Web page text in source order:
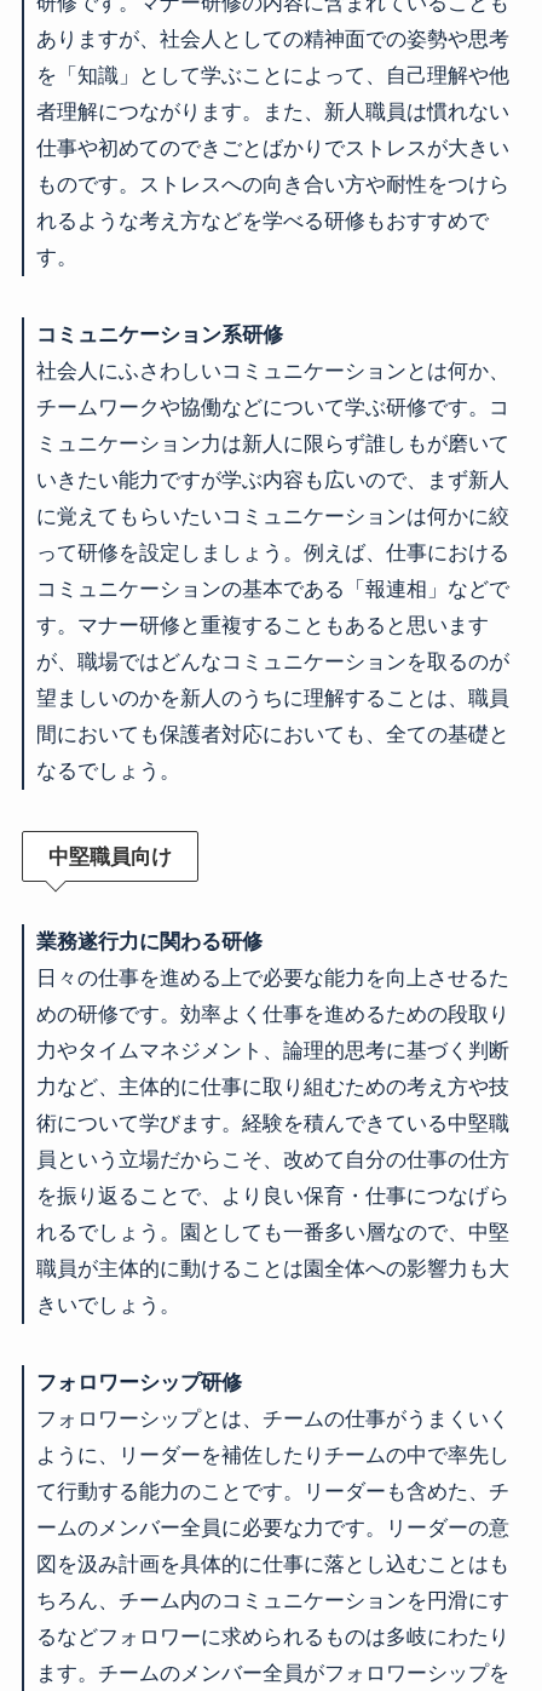
ありますが、社会人としての精神面での姿勢や思考
を「知識」として学ぶことによって、自己理解や他
者理解につながります。また、新人職員は慣れない
仕事や初めてのできごとばかりでストレスが大きい
ものです。ストレスへの向き合い方や耐性をつけら
れるような考え方などを学べる研修もおすすめで
す。
コミュニケーション系研修
社会人にふさわしいコミュニケーションとは何か、
チームワークや協働などについて学ぶ研修です。コ
ミュニケーション力は新人に限らず誰しもが磨いて
いきたい能力ですが学ぶ内容も広いので、まず新人
に覚えてもらいたいコミュニケーションは何かに絞
って研修を設定しましょう。例えば、仕事における
コミュニケーションの基本である「報連相」などで
す。マナー研修と重複することもあると思います
が、職場ではどんなコミュニケーションを取るのが
望ましいのかを新人のうちに理解することは、職員
間においても保護者対応においても、全ての基礎と
なるでしょう。
中堅職員向け
業務遂行力に関わる研修
日々の仕事を進める上で必要な能力を向上させるた
めの研修です。効率よく仕事を進めるための段取り
力やタイムマネジメント、論理的思考に基づく判断
力など、主体的に仕事に取り組むための考え方や技
術について学びます。経験を積んできている中堅職
員という立場だからこそ、改めて自分の仕事の仕方
を振り返ることで、より良い保育・仕事につなげら
れるでしょう。園としても一番多い層なので、中堅
職員が主体的に動けることは園全体への影響力も大
きいでしょう。
フォロワーシップ研修
フォロワーシップとは、チームの仕事がうまくいく
ように、リーダーを補佐したりチームの中で率先し
て行動する能力のことです。リーダーも含めた、チ
ームのメンバー全員に必要な力です。リーダーの意
図を汲み計画を具体的に仕事に落とし込むことはも
ちろん、チーム内のコミュニケーションを円滑にす
るなどフォロワーに求められるものは多岐にわたり
ます。チームのメンバー全員がフォロワーシップを